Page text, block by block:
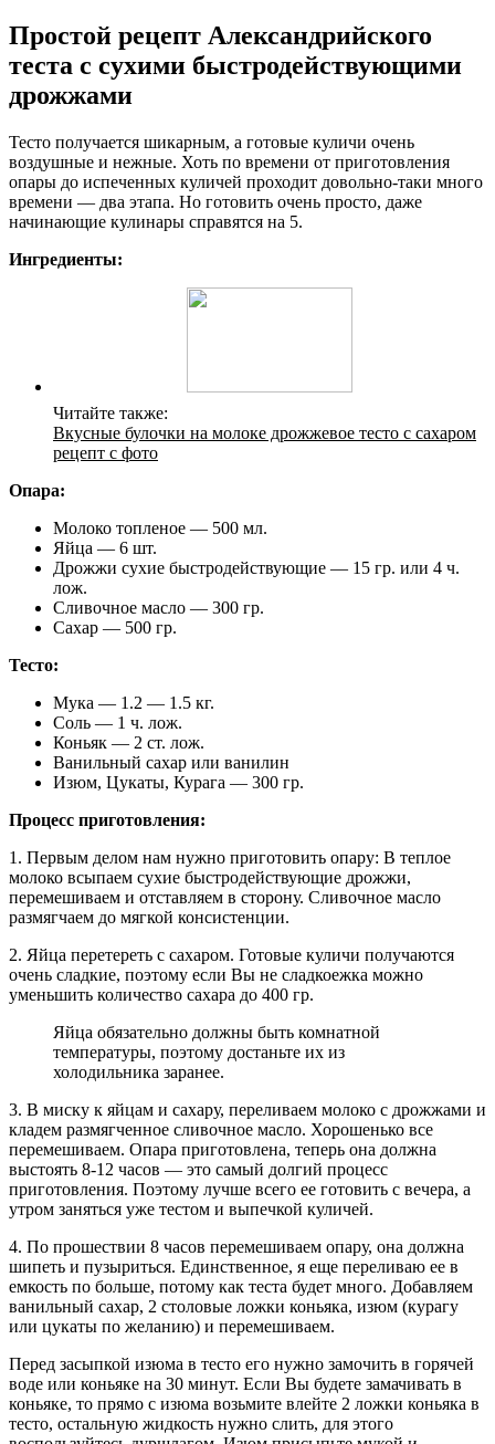
Простой рецепт Александрийского
теста с сухими быстродействующими
дрожжами
Тесто получается шикарным, а готовые куличи очень
воздушные и нежные. Хоть по времени от приготовления
опары до испеченных куличей проходит довольно-таки много
времени — два этапа. Но готовить очень просто, даже
начинающие кулинары справятся на 5.
Ингредиенты:
Читайте также:
Вкусные булочки на молоке дрожжевое тесто с сахаром
рецепт с фото
Опара:
Молоко топленое — 500 мл.
Яйца — 6 шт.
Дрожжи сухие быстродействующие — 15 гр. или 4 ч.
лож.
Сливочное масло — 300 гр.
Сахар — 500 гр.
Тесто:
Мука — 1.2 — 1.5 кг.
Соль — 1 ч. лож.
Коньяк — 2 ст. лож.
Ванильный сахар или ванилин
Изюм, Цукаты, Курага — 300 гр.
Процесс приготовления:
1. Первым делом нам нужно приготовить опару: В теплое
молоко всыпаем сухие быстродействующие дрожжи,
перемешиваем и отставляем в сторону. Сливочное масло
размягчаем до мягкой консистенции.
2. Яйца перетереть с сахаром. Готовые куличи получаются
очень сладкие, поэтому если Вы не сладкоежка можно
уменьшить количество сахара до 400 гр.
Яйца обязательно должны быть комнатной
температуры, поэтому достаньте их из
холодильника заранее.
3. В миску к яйцам и сахару, переливаем молоко с дрожжами и
кладем размягченное сливочное масло. Хорошенько все
перемешиваем. Опара приготовлена, теперь она должна
выстоять 8-12 часов — это самый долгий процесс
приготовления. Поэтому лучше всего ее готовить с вечера, а
утром заняться уже тестом и выпечкой куличей.
4. По прошествии 8 часов перемешиваем опару, она должна
шипеть и пузыриться. Единственное, я еще переливаю ее в
емкость по больше, потому как теста будет много. Добавляем
ванильный сахар, 2 столовые ложки коньяка, изюм (курагу
или цукаты по желанию) и перемешиваем.
Перед засыпкой изюма в тесто его нужно замочить в горячей
воде или коньяке на 30 минут. Если Вы будете замачивать в
коньяке, то прямо с изюма возьмите влейте 2 ложки коньяка в
тесто, остальную жидкость нужно слить, для этого